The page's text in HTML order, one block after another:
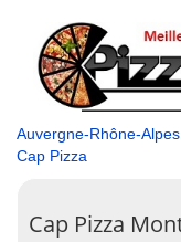
Auvergne-Rhône-Alpes
Cap Pizza
Cap Pizza